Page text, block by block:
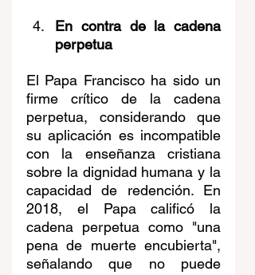
En contra de la cadena
perpetua
El Papa Francisco ha sido un
firme crítico de la cadena
perpetua, considerando que
su aplicación es incompatible
con la enseñanza cristiana
sobre la dignidad humana y la
capacidad de redención. En
2018, el Papa calificó la
cadena perpetua como "una
pena de muerte encubierta",
señalando que no puede